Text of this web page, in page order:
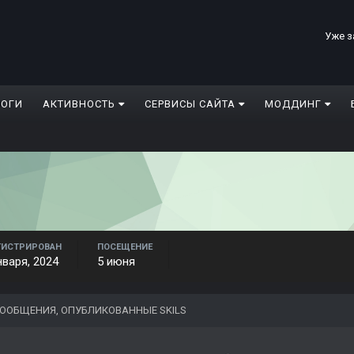
Уже
АКТИВНОСТЬ СЕРВИСЫ САЙТА МОДДИНГ
2024
ПОСЕЩЕНИЕ
5 июня
ОПУБЛИКОВАННЫЕ SKILS